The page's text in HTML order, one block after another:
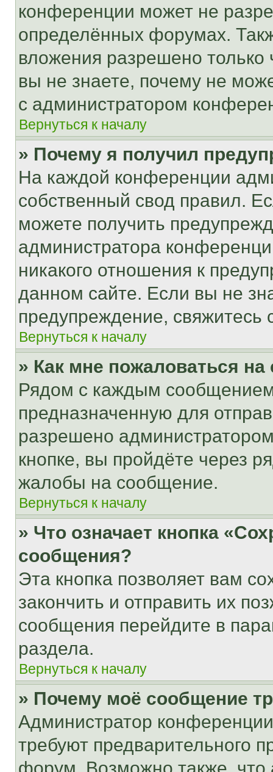
конференции может не
определённых форумах.
вложения разрешено
вы не знаете, почему не
с администратором
Вернуться к началу
» Почему я получил
На каждой конференции
собственный свод правил.
можете получить
администратора
никакого отношения к
данном сайте. Если вы не
предупреждение,
Вернуться к началу
» Как мне пожаловаться
Рядом с каждым сообщением
предназначенную для
разрешено
кнопке, вы пройдёте через
жалобы на сообщение.
Вернуться к началу
» Что означает кнопка
сообщения?
Эта кнопка позволяет вам
закончить и отправить их
сообщения перейдите в
раздела.
Вернуться к началу
» Почему моё сообщение
Администратор
требуют предварительного